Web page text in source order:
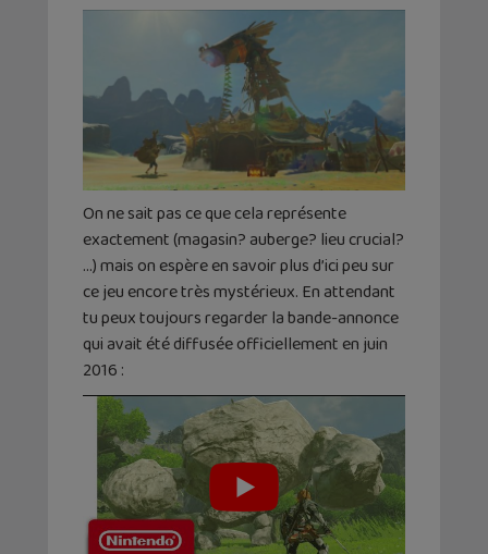
On ne sait pas ce que cela représente
exactement (magasin? auberge? lieu crucial?
…) mais on espère en savoir plus d’ici peu sur
ce jeu encore très mystérieux. En attendant
tu peux toujours regarder la bande-annonce
qui avait été diffusée officiellement en juin
2016 :